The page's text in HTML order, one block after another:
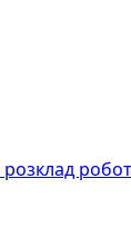
розклад